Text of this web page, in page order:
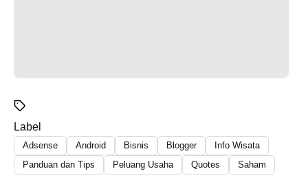
Label
Adsense Android Bisnis Blogger
Info Wisata
Panduan dan Tips
Peluang Usaha Quotes Saham